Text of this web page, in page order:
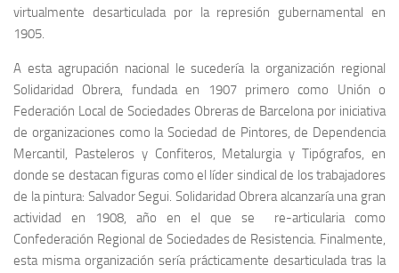
virtualmente desarticulada por la represión gubernamental en
1905.
A esta agrupación nacional le sucedería la organización regional
Solidaridad Obrera, fundada en 1907 primero como Unión o
Federación Local de Sociedades Obreras de Barcelona por iniciativa
de organizaciones como la Sociedad de Pintores, de Dependencia
Mercantil, Pasteleros y Confiteros, Metalurgia y Tipógrafos, en
donde se destacan figuras como el líder sindical de los trabajadores
de la pintura: Salvador Segui. Solidaridad Obrera alcanzaría una gran
actividad en 1908, año en el que se re-articularia como
Confederación Regional de Sociedades de Resistencia. Finalmente,
esta misma organización sería prácticamente desarticulada tras la